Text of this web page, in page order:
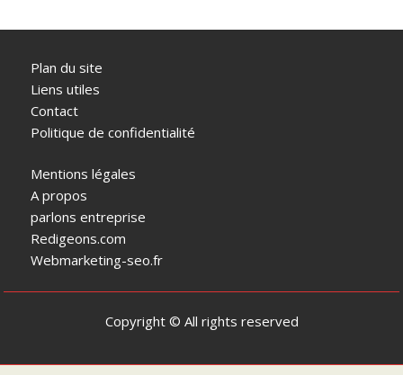
Plan du site
Liens utiles
Contact
Politique de confidentialité
Mentions légales
A propos
parlons entreprise
Redigeons.com
Webmarketing-seo.fr
Copyright © All rights reserved